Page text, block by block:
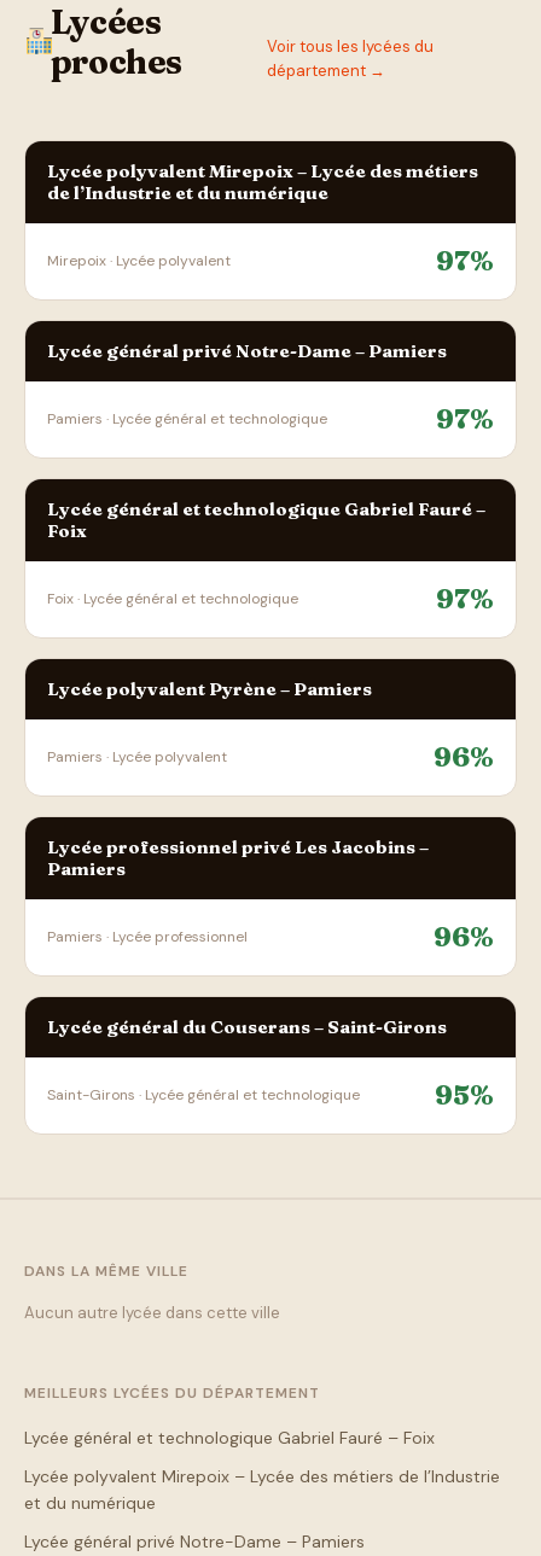
Lycées
proches
Voir tous les lycées du
département →
Lycée polyvalent Mirepoix – Lycée des métiers
de l’Industrie et du numérique
Mirepoix · Lycée polyvalent 97%
Lycée général privé Notre-Dame – Pamiers
Pamiers · Lycée général et technologique 97%
Lycée général et technologique Gabriel Fauré –
Foix
Foix · Lycée général et technologique 97%
Lycée polyvalent Pyrène – Pamiers
Pamiers · Lycée polyvalent 96%
Lycée professionnel privé Les Jacobins –
Pamiers
Pamiers · Lycée professionnel 96%
Lycée général du Couserans – Saint-Girons
Saint-Girons · Lycée général et technologique 95%
DANS LA MÊME VILLE
Aucun autre lycée dans cette ville
MEILLEURS LYCÉES DU DÉPARTEMENT
Lycée général et technologique Gabriel Fauré – Foix
Lycée polyvalent Mirepoix – Lycée des métiers de l’Industrie
et du numérique
Lycée général privé Notre-Dame – Pamiers